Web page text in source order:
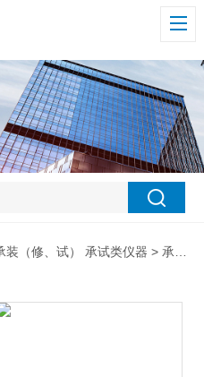
装（修、试） 承试类仪器 >承装修试 一级承试设备